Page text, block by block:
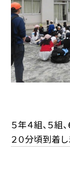
５年４組、５
２０分頃到着